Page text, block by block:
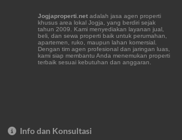
Jogjaproperti.net adalah jasa agen properti
khusus area lokal Jogja, yang berdiri sejak
tahun 2009. Kami menyediakan layanan jual,
beli, dan sewa properti baik untuk perumahan,
apartemen, ruko, maupun lahan komersial.
Dengan tim agen profesional dan jaringan luas,
kami siap membantu Anda menemukan properti
terbaik sesuai kebutuhan dan anggaran.
Info dan Konsultasi